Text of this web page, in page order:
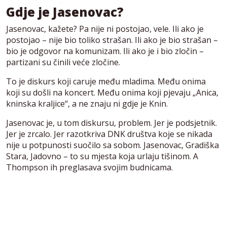
Gdje je Jasenovac?
Jasenovac, kažete? Pa nije ni postojao, vele. Ili ako je
postojao – nije bio toliko strašan. Ili ako je bio strašan –
bio je odgovor na komunizam. Ili ako je i bio zločin –
partizani su činili veće zločine.
To je diskurs koji caruje među mladima. Među onima
koji su došli na koncert. Među onima koji pjevaju „Anica,
kninska kraljice“, a ne znaju ni gdje je Knin.
Jasenovac je, u tom diskursu, problem. Jer je podsjetnik.
Jer je zrcalo. Jer razotkriva DNK društva koje se nikada
nije u potpunosti suočilo sa sobom. Jasenovac, Gradiška
Stara, Jadovno – to su mjesta koja urlaju tišinom. A
Thompson ih preglasava svojim budnicama.